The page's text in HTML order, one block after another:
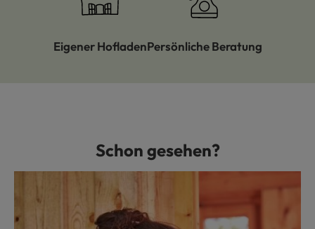
Eigener HofladenPersönliche Beratung
Produktgalerie überspringenSchon gesehen?